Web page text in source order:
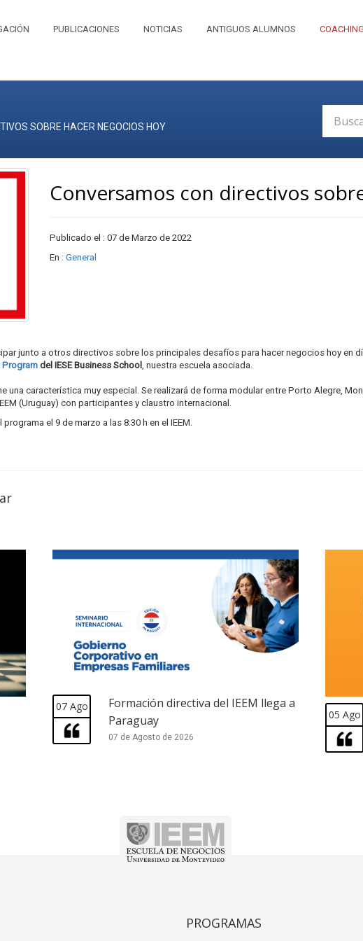
PUBLICACIONES NOTICIAS ANTIGUOS ALUMNOS COACHING
SOBRE HACER NEGOCIOS HOY
Conversamos con directivos
Publicado el : 07 de Marzo de 2022
En : General
junto a otros directivos sobre los principales desafíos para hacer negocios hoy en
Program del IESE Business School , nuestra escuela asociada.
una característica muy especial. Se realizará de forma modular entre Porto Alegre,
(Uruguay) con participantes y claustro internacional.
el 9 de marzo a las 8:30 h en el IEEM.
07 Ago
Formación directiva del IEEM llega a
Paraguay
07 de Agosto de 2026
05 Ago
PROGRAMAS